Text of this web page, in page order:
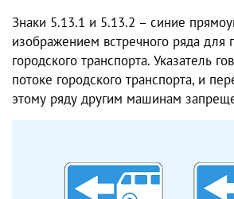
Знаки 5.13.1 и 5.13.2 – синие
изображением встречного ряда
городского транспорта. Указатель
потоке городского транспорта, и
этому ряду другим машинам